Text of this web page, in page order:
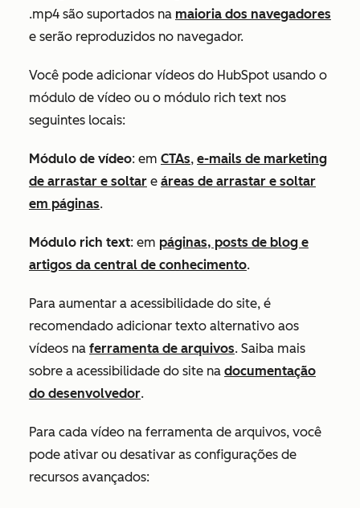
.mp4 são suportados na maioria dos navegadores
e serão reproduzidos no navegador.
Você pode adicionar vídeos do HubSpot usando o
módulo de vídeo ou o módulo rich text nos
seguintes locais:
Módulo de vídeo: em CTAs, e-mails de marketing
de arrastar e soltar e áreas de arrastar e soltar
em páginas.
Módulo rich text: em páginas, posts de blog e
artigos da central de conhecimento.
Para aumentar a acessibilidade do site, é
recomendado adicionar texto alternativo aos
vídeos na ferramenta de arquivos. Saiba mais
sobre a acessibilidade do site na documentação
do desenvolvedor.
Para cada vídeo na ferramenta de arquivos, você
pode ativar ou desativar as configurações de
recursos avançados: